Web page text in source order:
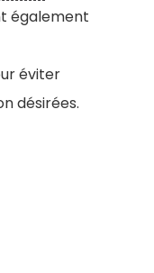
également
éviter
désirées.